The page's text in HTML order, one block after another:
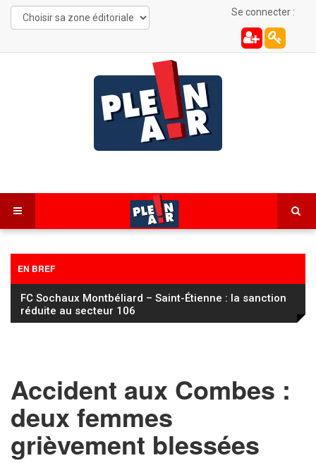
Se connecter :
EN BREF
FC Sochaux Montbéliard – Saint-Étienne : la sanction
réduite au secteur 106
Accident aux Combes :
deux femmes
grièvement blessées